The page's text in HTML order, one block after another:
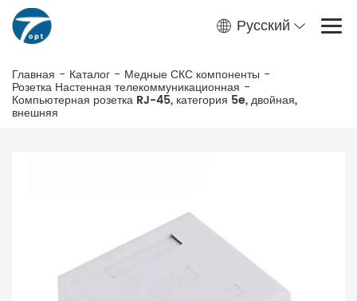
Русский
Главная - Каталог - Медные СКС компоненты -
Розетка Настенная телекоммуникационная -
Компьютерная розетка RJ-45, категория 5e, двойная,
внешняя